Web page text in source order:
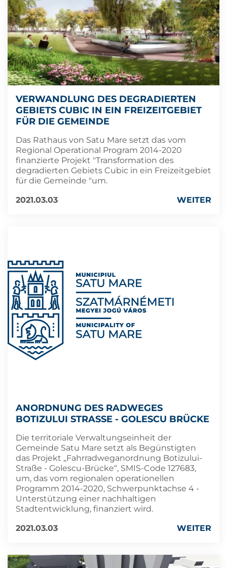
VERWANDLUNG DES DEGRADIERTEN
GEBIETS CUBIC IN EIN FREIZEITGEBIET
FÜR DIE GEMEINDE
Das Rathaus von Satu Mare setzt das vom
Regional Operational Program 2014-2020
finanzierte Projekt "Transformation des
degradierten Gebiets Cubic in ein Freizeitgebiet
für die Gemeinde "um.
2021.03.03
WEITER
ANORDNUNG DES RADWEGES
BOTIZULUI STRASSE - GOLESCU BRÜCKE
Die territoriale Verwaltungseinheit der
Gemeinde Satu Mare setzt als Begünstigten
das Projekt „Fahrradweganordnung Botizului-
Straße - Golescu-Brücke“, SMIS-Code 127683,
um, das vom regionalen operationellen
Programm 2014-2020, Schwerpunktachse 4 -
Unterstützung einer nachhaltigen
Stadtentwicklung, finanziert wird.
2021.03.03
WEITER